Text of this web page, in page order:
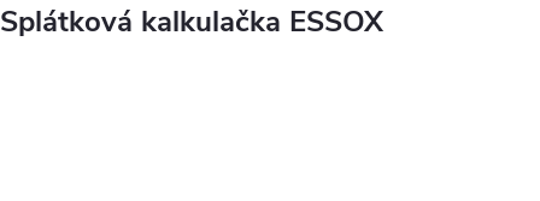
Splátková kalkulačka ESSOX